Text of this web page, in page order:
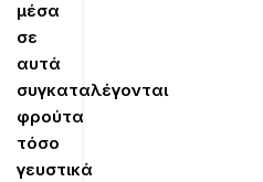
μέσα
σε
αυτά
συγκαταλέγονται
φρούτα
τόσο
γευστικά